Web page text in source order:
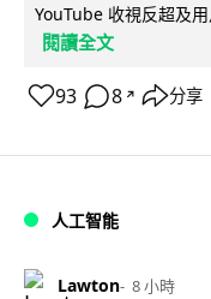
YouTube 收視反超及
閱讀全文
93 8 ↗ 分享
人工智能
Lawton 8 小時